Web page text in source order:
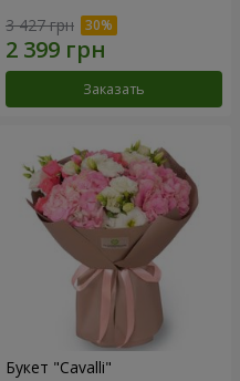
3 427 грн
Заказать
Букет "Cаvalli"